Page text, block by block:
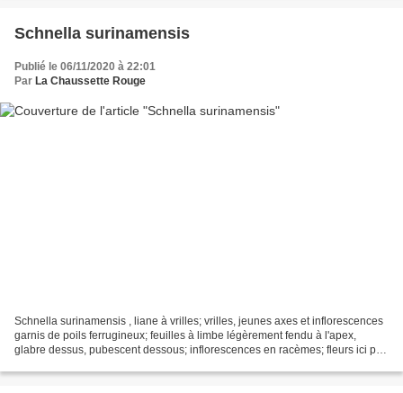
Schnella surinamensis
Publié le 06/11/2020 à 22:01
Par La Chaussette Rouge
Schnella surinamensis , liane à vrilles; vrilles, jeunes axes et inflorescences
garnis de poils ferrugineux; feuilles à limbe légèrement fendu à l'apex,
glabre dessus, pubescent dessous; inflorescences en racèmes; fleurs ici peu